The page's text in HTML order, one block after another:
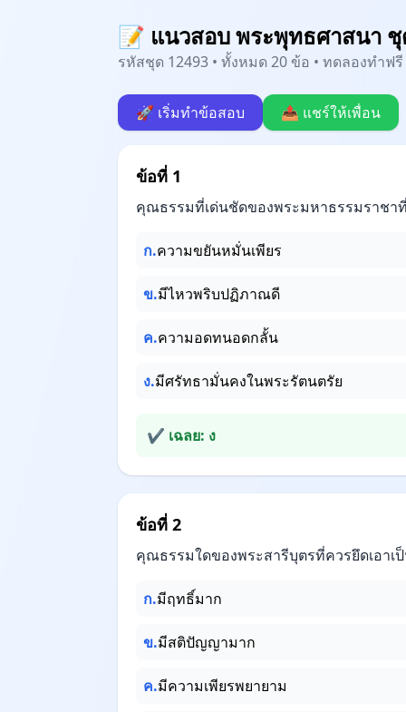
📝 แนวสอบ พระพุทธศาสนา
รหัสชุด 12493 • ทั้งหมด 20 ข้อ • ทดลองทำฟ
🚀 เริ่มทำข้อสอบ 📤 แชร์ให้เพื่อน
ข้อที่ 1
คุณธรรมที่เด่นชัดของพระมหาธรรมราชา
ก.ความขยันหมั่นเพียร
ข.มีไหวพริบปฏิภาณดี
ค.ความอดทนอดกลั้น
ง.มีศรัทธามั่นคงในพระรัตนตรัย
✔ เฉลย: ง
ข้อที่ 2
คุณธรรมใดของพระสารีบุตรที่ควรยึดเอาเ
ก.มีฤทธิ์มาก
ข.มีสติปัญญามาก
ค.มีความเพียรพยายาม